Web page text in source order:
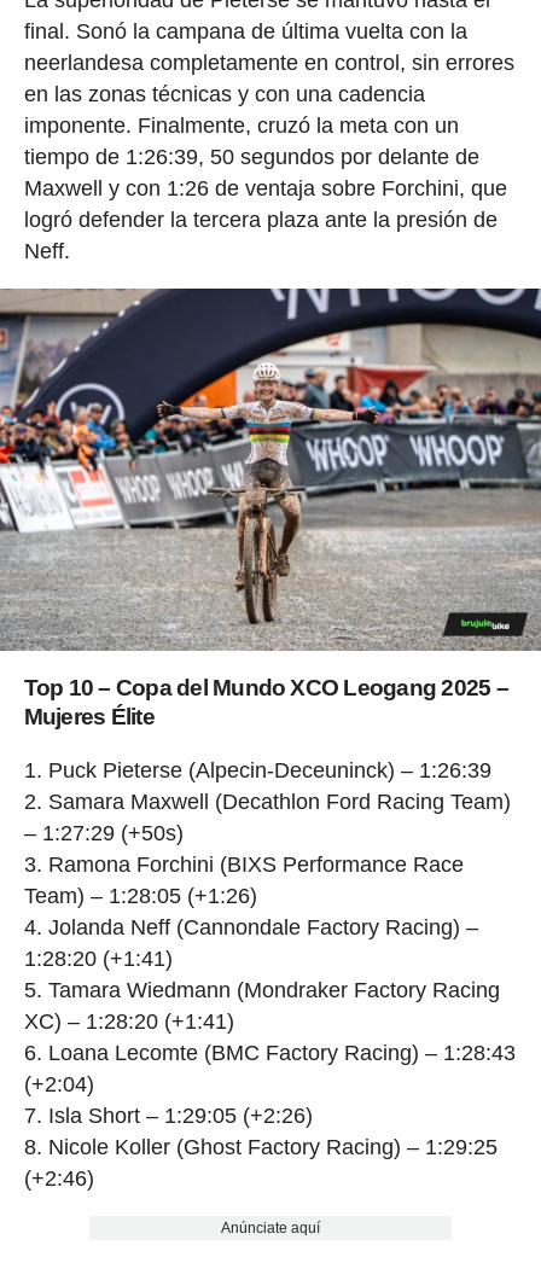
final. Sonó la campana de última vuelta con la
neerlandesa completamente en control, sin errores
en las zonas técnicas y con una cadencia
imponente. Finalmente, cruzó la meta con un
tiempo de 1:26:39, 50 segundos por delante de
Maxwell y con 1:26 de ventaja sobre Forchini, que
logró defender la tercera plaza ante la presión de
Neff.
Top 10 – Copa del Mundo XCO Leogang 2025 –
Mujeres Élite
Puck Pieterse (Alpecin-Deceuninck) – 1:26:39
Samara Maxwell (Decathlon Ford Racing Team)
– 1:27:29 (+50s)
Ramona Forchini (BIXS Performance Race
Team) – 1:28:05 (+1:26)
Jolanda Neff (Cannondale Factory Racing) –
1:28:20 (+1:41)
Tamara Wiedmann (Mondraker Factory Racing
XC) – 1:28:20 (+1:41)
Loana Lecomte (BMC Factory Racing) – 1:28:43
(+2:04)
Isla Short – 1:29:05 (+2:26)
Nicole Koller (Ghost Factory Racing) – 1:29:25
(+2:46)
Anúnciate aquí